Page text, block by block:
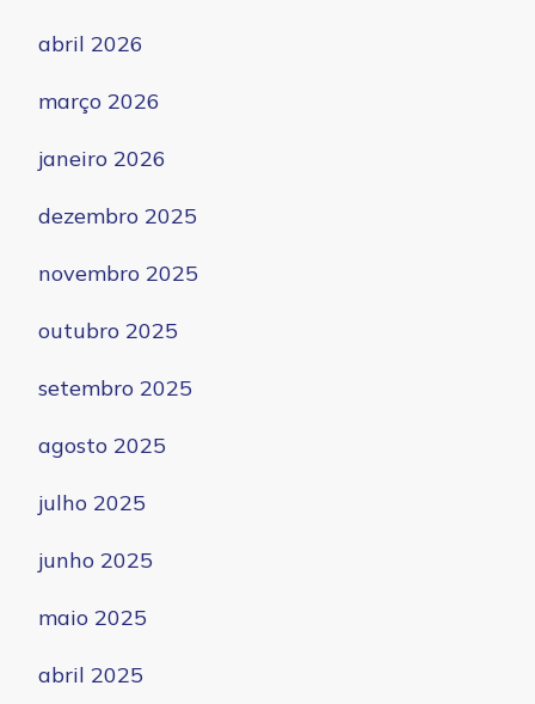
abril 2026
março 2026
janeiro 2026
dezembro 2025
novembro 2025
outubro 2025
setembro 2025
agosto 2025
julho 2025
junho 2025
maio 2025
abril 2025